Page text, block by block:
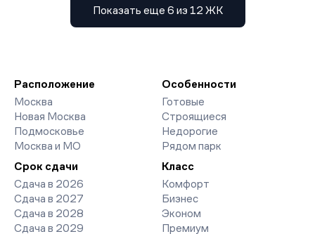
Показать еще 6 из 12 ЖК
Расположение
Москва
Новая Москва
Подмосковье
Москва и МО
Особенности
Готовые
Строящиеся
Недорогие
Рядом парк
Срок сдачи
Сдача в 2026
Сдача в 2027
Сдача в 2028
Сдача в 2029
Класс
Комфорт
Бизнес
Эконом
Премиум